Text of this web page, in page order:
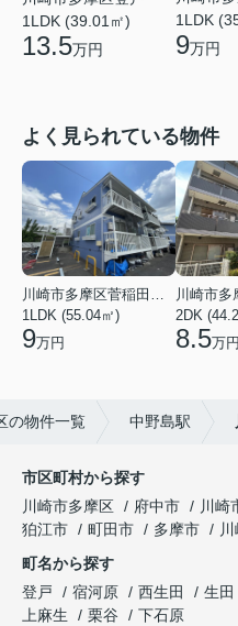
1LDK (39.01㎡)
13.5万円
1LDK
9万円
よく見られている物件
川崎市多摩区菅稲田堤２丁目
1LDK (55.04㎡)
9万円
2DK
8.5万円
の物件一覧 中野島駅
市区町村から探す
川崎市多摩区
府中市 川崎
狛江市
町田市 多摩市
町名から探す
登戸
宿河原 西生田 生田
上麻生
栗谷
下石原